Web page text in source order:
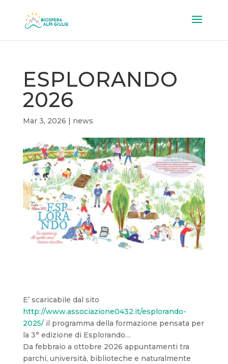
ESPLORANDO
2026
Mar 3, 2026 | news
E’ scaricabile dal sito
http://www.associazione0432.it/esplorando-
2025/il programma della formazione pensata per
la 3° edizione di Esplorando…
Da febbraio a ottobre 2026 appuntamenti tra
parchi, università, biblioteche e naturalmente